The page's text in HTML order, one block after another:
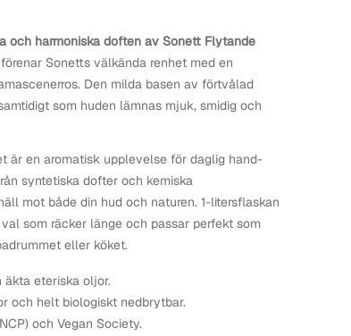
och harmoniska doften av Sonett Flytande
Sonetts välkända renhet med en
Den milda basen av förtvålad
som huden lämnas mjuk, smidig och
är en aromatisk upplevelse för daglig hand-
syntetiska dofter och kemiska
mot både din hud och naturen. 1-litersflaskan
som räcker länge och passar perfekt som
eller köket.
äkta eteriska oljor.
och helt biologiskt nedbrytbar.
och Vegan Society.